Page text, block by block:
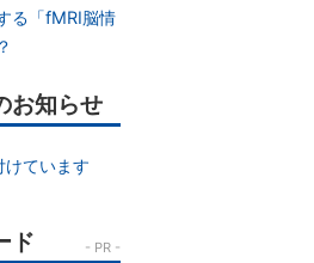
る「fMRI脳情
お知らせ
けています